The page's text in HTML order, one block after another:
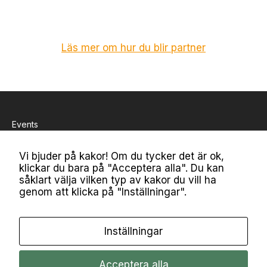
Läs mer om hur du blir partner
Events
Bli medlem
Om MiM
Nyhetsbrev
Vi bjuder på kakor! Om du tycker det är ok,
klickar du bara på "Acceptera alla". Du kan
såklart välja vilken typ av kakor du vill ha
genom att klicka på "Inställningar".
Inställningar
Acceptera alla
s
a
k
t
e
at
t
äl
ja
b